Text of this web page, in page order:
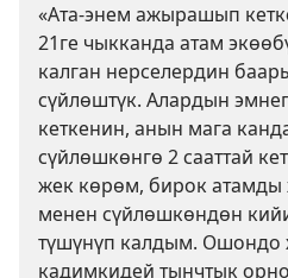
«Ата-энем ажырашып
21ге чыкканда атам
калган нерселердин
сүйлөштүк. Алардын
кеткенин, анын мага
сүйлөшкөнгө 2 сааттай
жек көрөм, бирок
менен сүйлөшкөндөн
түшүнүп калдым. Ошондо
кадимкидей тынчтык